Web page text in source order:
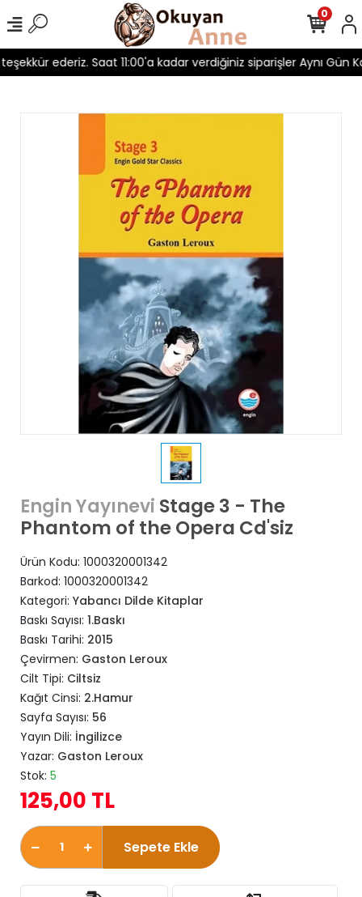
ederiz. Saat 11:00'a kadar verdiğiniz siparişler Aynı Gün
0
Engin Yayınevi Stage 3 - The
Phantom of the Opera Cd'siz
Ürün Kodu: 1000320001342
Barkod: 1000320001342
Kategori: Yabancı Dilde Kitaplar
Baskı Sayısı: 1.Baskı
Baskı Tarihi: 2015
Çevirmen: Gaston Leroux
Cilt Tipi: Ciltsiz
Kağıt Cinsi: 2.Hamur
Sayfa Sayısı: 56
Yayın Dili: İngilizce
Yazar: Gaston Leroux
Stok: 5
125,00 TL
Sepete Ekle